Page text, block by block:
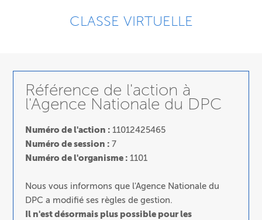
CLASSE VIRTUELLE
Référence de l'action à
l'Agence Nationale du DPC
Numéro de l'action :11012425465
Numéro de session :7
Numéro de l'organisme :1101
Nous vous informons que l'Agence Nationale du
DPC a modifié ses règles de gestion.
Il n'est désormais plus possible pour les